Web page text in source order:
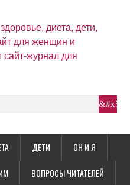
ДЕТИ ОН И Я
ВОПРОСЫ ЧИТАТЕЛЕЙ